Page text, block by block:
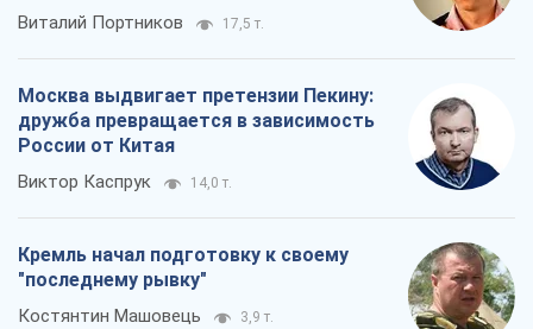
Виталий Портников 17,5 т.
Москва выдвигает претензии Пекину:
дружба превращается в зависимость
России от Китая
Виктор Каспрук 14,0 т.
Кремль начал подготовку к своему
"последнему рывку"
Костянтин Машовець 3,9 т.